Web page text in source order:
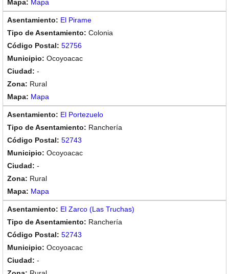
Mapa
El Pirame
Colonia
52756
Ocoyoacac
-
Rural
Mapa
El Portezuelo
Ranchería
52743
Ocoyoacac
-
Rural
Mapa
El Zarco (Las Truchas)
Ranchería
52743
Ocoyoacac
-